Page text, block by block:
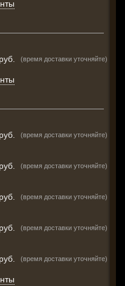
руб. (время доставки уточняйте)
руб. (время доставки уточняйте)
руб. (время доставки уточняйте)
руб. (время доставки уточняйте)
руб. (время доставки уточняйте)
руб. (время доставки уточняйте)